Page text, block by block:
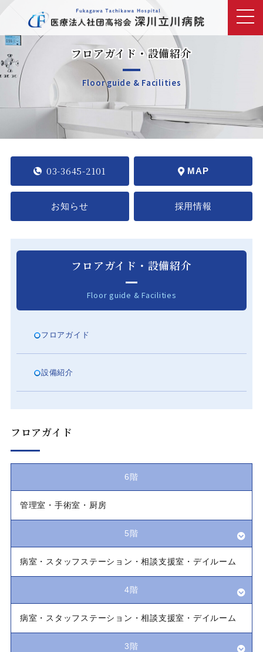
フロアガイド・設備紹介
Floor guide & Facilities
03-3645-2101 MAP
お知らせ 採用情報
フロアガイド ・ 設備紹介
Floor guide & Facilities
フロアガイド
設備紹介
フロアガイド
6階
管理室・手術室・厨房
5階
病室・スタッフステーション・相談支援室 ・ デイルーム
4階
病室・スタッフステーション・相談支援室 ・ デイルーム
3階